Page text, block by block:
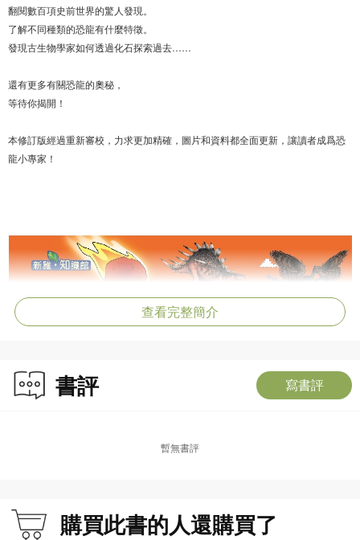
翻閱數百項史前世界的驚人發現。
了解不同種類的恐龍有什麼特徵。
發現古生物學家如何透過化石探索過去……
還有更多有關恐龍的奧秘，
等待你揭開！
本修訂版經過重新審校，力求更加精確，圖片和資料都全面更新，讓讀者成爲恐
龍小專家！
查看完整簡介
書評 寫書評
暫無書評
購買此書的人還購買了